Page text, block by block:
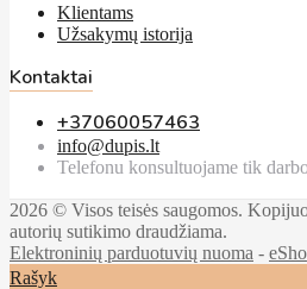
Klientams
Užsakymų istorija
Kontaktai
+37060057463
info@dupis.lt
Telefonu konsultuojame tik
2026 © Visos teisės saugomos.
autorių sutikimo draudžiama.
Elektroninių parduotuvių nuoma -
Rašyk